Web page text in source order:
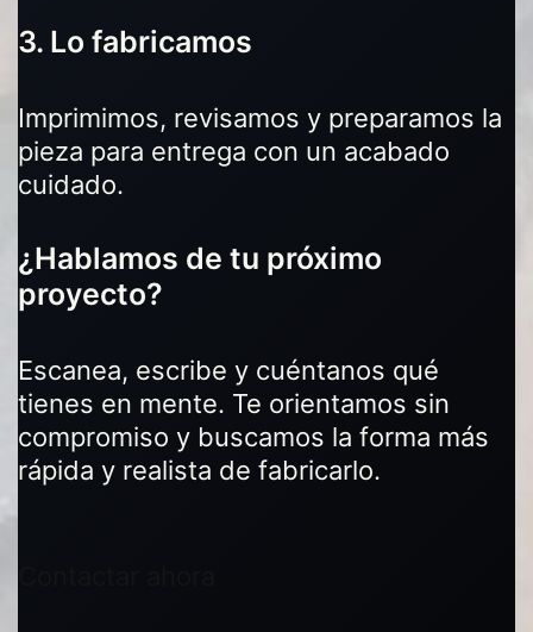
3. Lo fabricamos
Imprimimos, revisamos y preparamos la
pieza para entrega con un acabado
cuidado.
¿Hablamos de tu próximo
proyecto?
Escanea, escribe y cuéntanos qué
tienes en mente. Te orientamos sin
compromiso y buscamos la forma más
rápida y realista de fabricarlo.